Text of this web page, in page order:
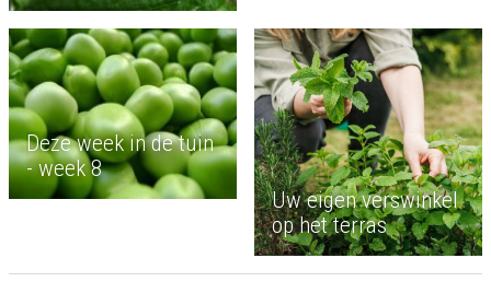
Deze week in de tuin
- week 8
Uw eigen verswinkel
op het terras